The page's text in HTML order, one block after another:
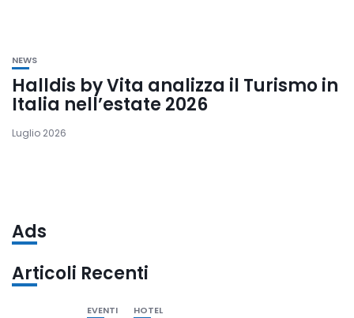
NEWS
Halldis by Vita analizza il Turismo in
Italia nell’estate 2026
Luglio 2026
Ads
Articoli Recenti
EVENTI HOTEL